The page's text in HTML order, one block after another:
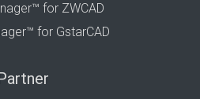
for ZWCAD
for GstarCAD